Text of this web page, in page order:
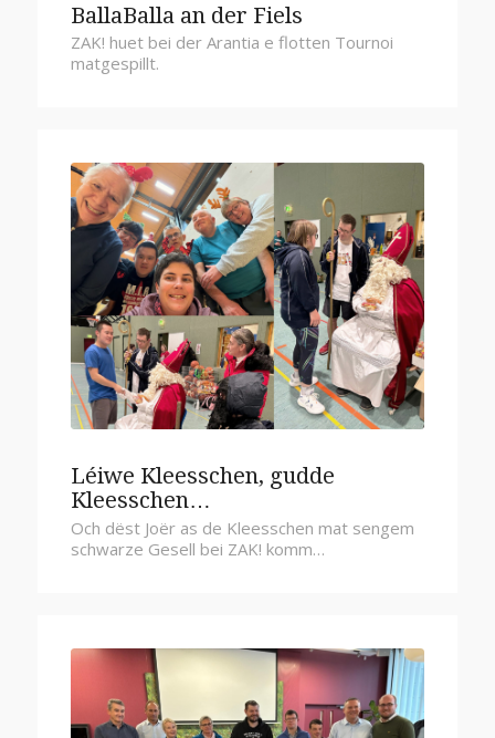
BallaBalla an der Fiels
ZAK! huet bei der Arantia e flotten Tournoi
matgespillt.
Léiwe Kleesschen, gudde
Kleesschen…
Och dëst Joër as de Kleesschen mat sengem
schwarze Gesell bei ZAK! komm…